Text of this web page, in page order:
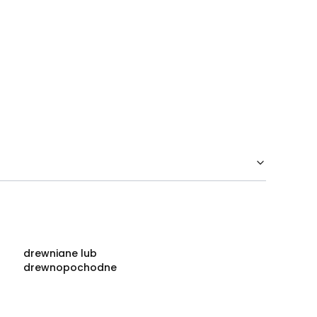
drewniane lub
drewnopochodne